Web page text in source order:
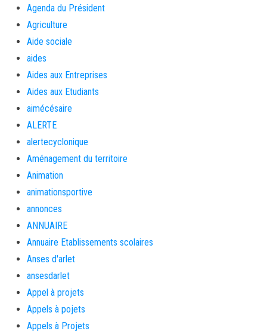
Agenda du Président
Agriculture
Aide sociale
aides
Aides aux Entreprises
Aides aux Etudiants
aimécésaire
ALERTE
alertecyclonique
Aménagement du territoire
Animation
animationsportive
annonces
ANNUAIRE
Annuaire Etablissements scolaires
Anses d'arlet
ansesdarlet
Appel à projets
Appels à pojets
Appels à Projets